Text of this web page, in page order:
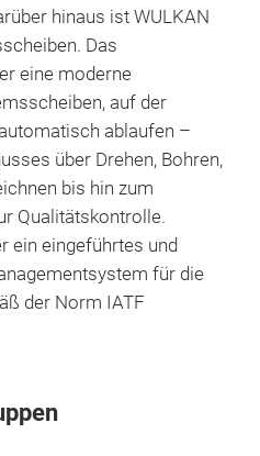
hinaus ist WULKAN
Das
eine moderne
auf der
ablaufen –
über Drehen, Bohren,
bis hin zum
Qualitätskontrolle.
ein eingeführtes und
für die
der Norm IATF